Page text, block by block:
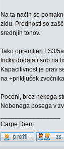
Na ta način se
zidu. Prednosti so
srednjih tonov.
Tako opremljen LS3/
tricky dodajati sub na
Kapacitivnost je prav
na +priključek
Poceni, brez nekega
Nobenega posega v
Carpe Diem